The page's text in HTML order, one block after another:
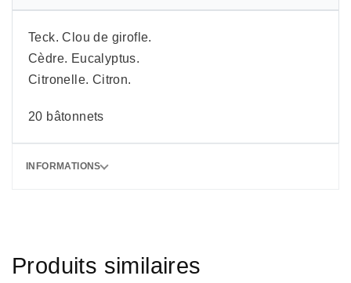
Teck. Clou de girofle.
Cèdre. Eucalyptus.
Citronelle. Citron.
20 bâtonnets
INFORMATIONS
Produits similaires